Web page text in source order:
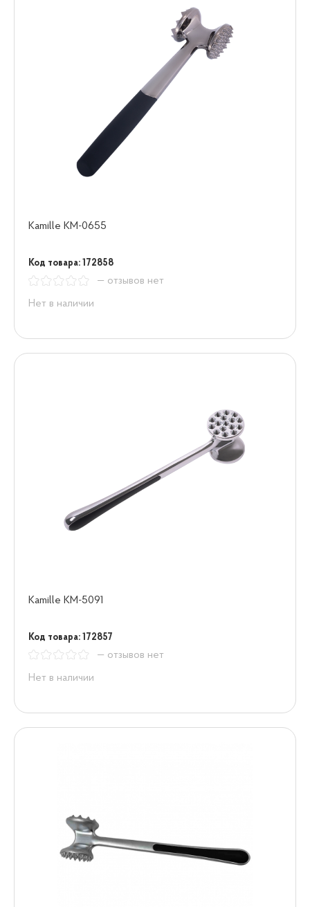
Kamille KM-0655
Код товара: 172858
— отзывов нет
Нет в наличии
Kamille KM-5091
Код товара: 172857
— отзывов нет
Нет в наличии